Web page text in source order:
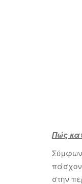
Πώς
στην